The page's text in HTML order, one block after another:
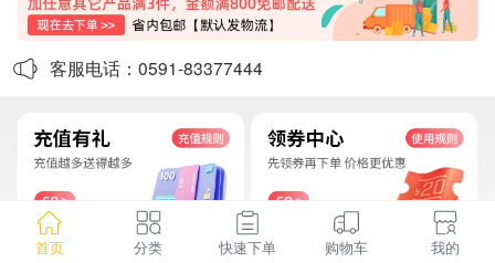
客服电话：0591-83377444
首页 分类 快速下单 购物车 我的